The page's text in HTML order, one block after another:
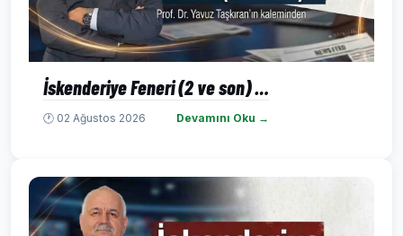
İskenderiye Feneri (2 ve son) …
🕐 02 Ağustos 2026 Devamını Oku →